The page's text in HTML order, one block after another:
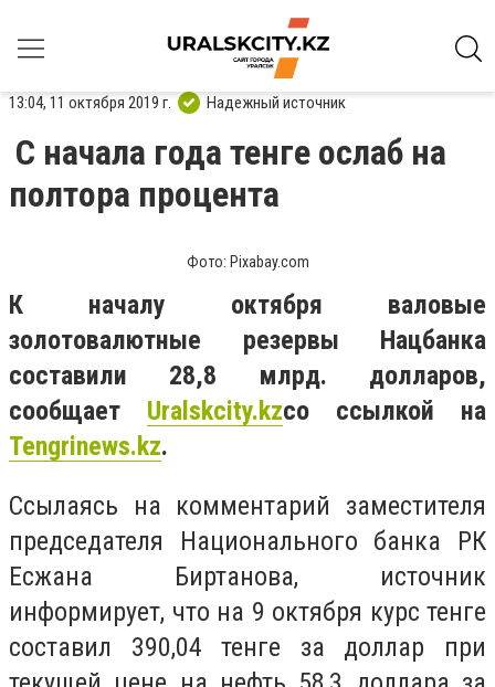
13:04, 11 октября 2019 г. Надежный источник
С начала года тенге ослаб на
полтора процента
Фото: Pixabay.com
К началу октября валовые
золотовалютные резервы Нацбанка
составили 28,8 млрд. долларов,
сообщает Uralskcity.kzсо ссылкой на
Tengrinews.kz.
Ссылаясь на комментарий заместителя
председателя Национального банка РК
Есжана Биртанова, источник
информирует, что на 9 октября курс тенге
составил 390,04 тенге за доллар при